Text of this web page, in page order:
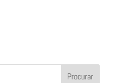
Procurar